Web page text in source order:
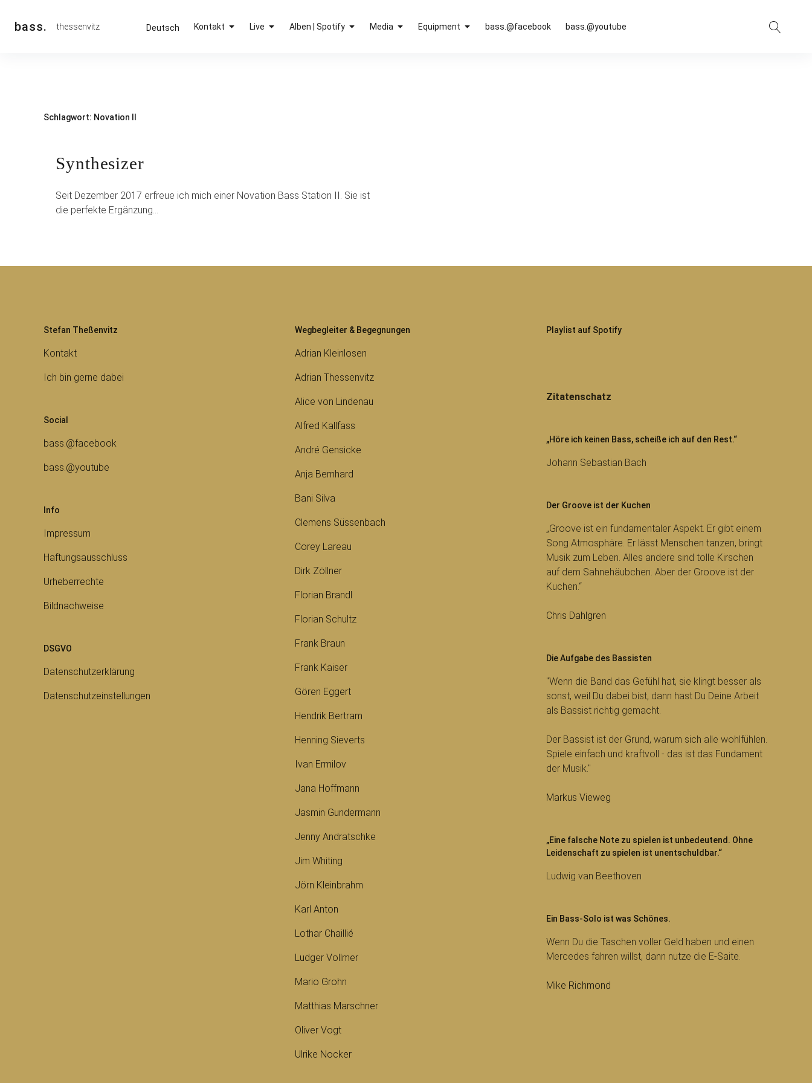
überspringen
bass. thessenvitz Deutsch Kontakt Live Alben | Spotify Media Equipment bass.@facebook bass.@youtube
Schlagwort: Novation II
Synthesizer
Seit Dezember 2017 erfreue ich mich einer Novation Bass Station II. Sie ist
die perfekte Ergänzung…
Stefan Theßenvitz
Kontakt
Ich bin gerne dabei
Social
bass.@facebook
bass.@youtube
Info
Impressum
Haftungsausschluss
Urheberrechte
Bildnachweise
DSGVO
Datenschutzerklärung
Datenschutzeinstellungen
Wegbegleiter & Begegnungen
Adrian Kleinlosen
Adrian Thessenvitz
Alice von Lindenau
Alfred Kallfass
André Gensicke
Anja Bernhard
Bani Silva
Clemens Süssenbach
Corey Lareau
Dirk Zöllner
Florian Brandl
Florian Schultz
Frank Braun
Frank Kaiser
Gören Eggert
Hendrik Bertram
Henning Sieverts
Ivan Ermilov
Jana Hoffmann
Jasmin Gundermann
Jenny Andratschke
Jim Whiting
Jörn Kleinbrahm
Karl Anton
Lothar Chaillié
Ludger Vollmer
Mario Grohn
Matthias Marschner
Oliver Vogt
Ulrike Nocker
Playlist auf Spotify
Zitatenschatz
„Höre ich keinen Bass, scheiße ich auf den Rest.“
Johann Sebastian Bach
Der Groove ist der Kuchen
„Groove ist ein fundamentaler Aspekt. Er gibt einem
Song Atmosphäre. Er lässt Menschen tanzen, bringt
Musik zum Leben. Alles andere sind tolle Kirschen
auf dem Sahnehäubchen. Aber der Groove ist der
Kuchen.“
Chris Dahlgren
Die Aufgabe des Bassisten
"Wenn die Band das Gefühl hat, sie klingt besser als
sonst, weil Du dabei bist, dann hast Du Deine Arbeit
als Bassist richtig gemacht.
Der Bassist ist der Grund, warum sich alle wohlfühlen.
Spiele einfach und kraftvoll - das ist das Fundament
der Musik."
Markus Vieweg
„Eine falsche Note zu spielen ist unbedeutend. Ohne
Leidenschaft zu spielen ist unentschuldbar.“
Ludwig van Beethoven
Ein Bass-Solo ist was Schönes.
Wenn Du die Taschen voller Geld haben und einen
Mercedes fahren willst, dann nutze die E-Saite.
Mike Richmond